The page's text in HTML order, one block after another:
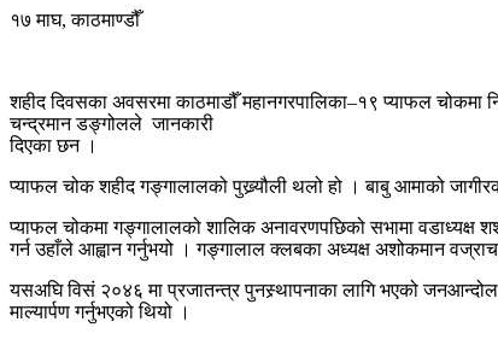
१७ माघ, काठमाण्डौँ
शहीद दिवसका अवसरमा काठमाडौँ महानगरपालिका–१९ प्याफल
चन्द्रमान डङ्गोलले जानकारी
दिएका छन ।
प्याफल चोक शहीद गङ्गालालको पुख्र्यौली थलो हो । बाबु आमाको
प्याफल चोकमा गङ्गालालको शालिक अनावरणपछिको सभामा वडाध्यक्ष
गर्न उहाँले आह्वान गर्नुभयो । गङ्गालाल क्लबका अध्यक्ष अशोकमान
यसअघि विसं २०४६ मा प्रजातन्त्र पुनस्र्थापनाका लागि भएको
माल्यार्पण गर्नुभएको थियो ।